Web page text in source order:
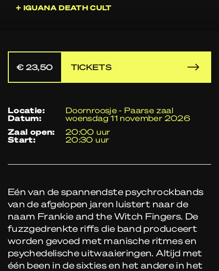
+ IGUANA DEATH CULT
€ 23,50 TICKETS
locatie: Doornroosje - Paarse zaal
datum:
woensdag 11 november 2026
zaal open:
20:00 uur
start: 20:30 uur
Eén van de spannendste psychrockbands
van de afgelopen jaren luistert naar de
naam Frankie and the Witch Fingers. De
fuzzgedrenkte riffs die band produceert
worden gevoed met manische ritmes en
psychedelische uitwaaieringen. Altijd met
één been in de sixties en het andere in het